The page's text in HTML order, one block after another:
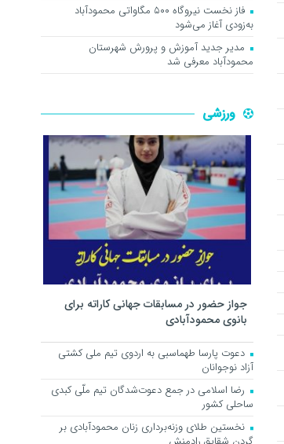
فاز نخست نیروگاه ۵۰۰ مگاواتی محمودآباد
به‌زودی آغاز می‌شود
مدیر جدید آموزش و پرورش شهرستان
محمودآباد معرفی شد
ورزشی
جواز حضور در مسابقات جهانی کاراته برای
بانوی محمودآبادی
دعوت پارسا طهماسبی به اردوی تیم ملی کشتی
آزاد نوجوانان
رضا اسلامی در جمع دعوت‌شدگان تیم ملّی کبدی
ساحلی کشور
نخستین طلای وزنه‌برداری زنان محمودآبادی بر